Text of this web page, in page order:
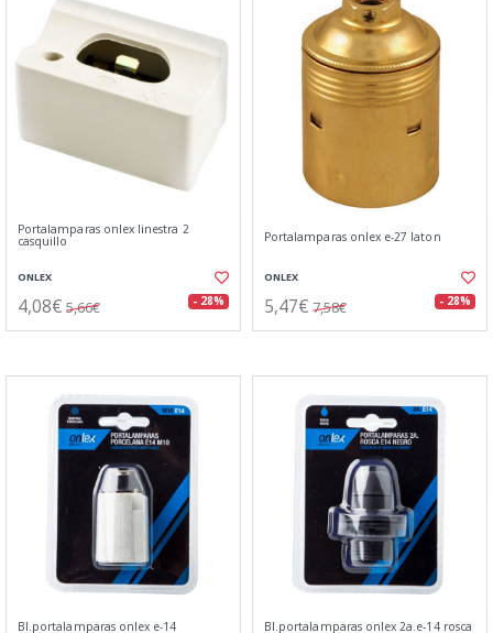
Portalamparas onlex linestra 2
casquillo
ONLEX
4,08€ 5,66€ - 28%
Portalamparas onlex e-27 laton
ONLEX
5,47€ 7,58€ - 28%
Bl.portalamparas onlex e-14 Bl.portalamparas onlex 2a.e-14 rosca